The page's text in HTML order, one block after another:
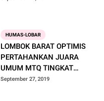
HUMAS-LOBAR
LOMBOK BARAT OPTIMIS
PERTAHANKAN JUARA
UMUM MTQ TINGKAT
PROVINSI
September 27, 2019